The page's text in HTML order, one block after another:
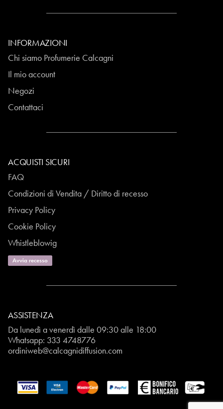
INFORMAZIONI
Chi siamo Profumerie Calcagni
Il mio account
Negozi
Contattaci
ACQUISTI SICURI
FAQ
Condizioni di Vendita / Diritto di recesso
Privacy Policy
Cookie Policy
Whistleblowig
Avvia recesso
ASSISTENZA
Da lunedì a venerdì dalle 09:30 alle 18:00
Whatsapp: 333 4748776
ordiniweb@calcagnidiffusion.com